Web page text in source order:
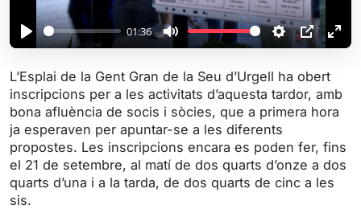
P
a
y
01:36
M
t
e
S
e
t
t
i
n
g
s
P
I
P
E
t
e
f
u
a
L’Esplai de la Gent Gran de la Seu d’Urgell ha obert
inscripcions per a les activitats d’aquesta tardor, amb
bona afluència de socis i sòcies, que a primera hora
ja esperaven per apuntar-se a les diferents
propostes. Les inscripcions encara es poden fer, fins
el 21 de setembre, al matí de dos quarts d’onze a dos
quarts d’una i a la tarda, de dos quarts de cinc a les
sis.